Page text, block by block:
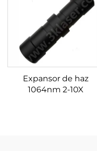
Expansor de haz
1064nm 2-10X